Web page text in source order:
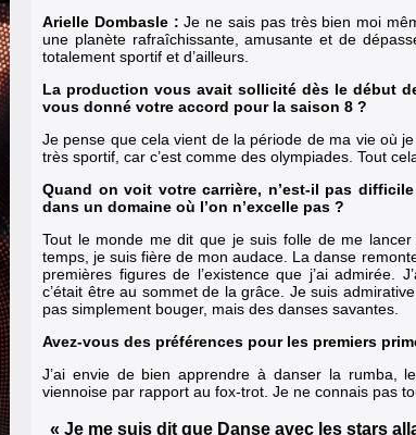
Arielle Dombasle : Je ne sais pas très bien moi
une planète rafraîchissante, amusante et de
totalement sportif et d’ailleurs.
La production vous avait sollicité dès le début
vous donné votre accord pour la saison 8 ?
Je pense que cela vient de la période de ma vie où
très sportif, car c’est comme des olympiades. Tout
Quand on voit votre carrière, n’est-il pas
dans un domaine où l’on n’excelle pas ?
Tout le monde me dit que je suis folle de me
temps, je suis fière de mon audace. La danse
premières figures de l’existence que j’ai admirée.
c’était être au sommet de la grâce. Je suis
pas simplement bouger, mais des danses savantes.
Avez-vous des préférences pour les premiers
J’ai envie de bien apprendre à danser la rumba,
viennoise par rapport au fox-trot. Je ne connais pas
« Je me suis dit que Danse avec les stars